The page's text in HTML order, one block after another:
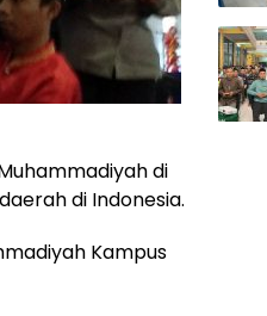
di
di Indonesia.
Kampus